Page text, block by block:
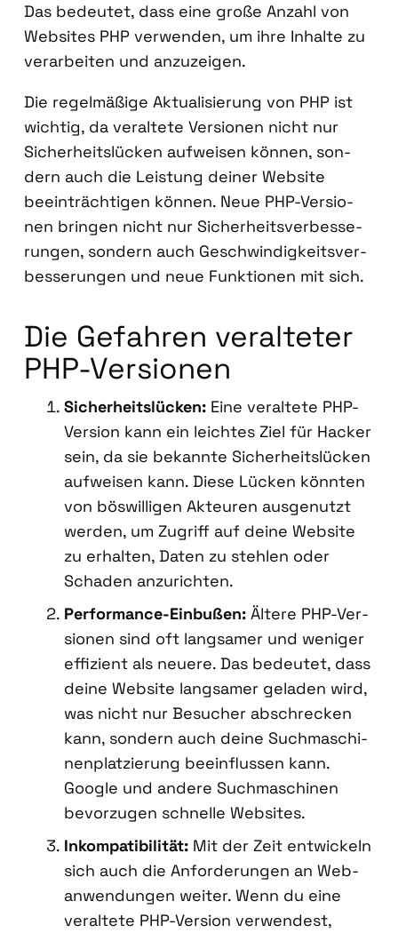
Das bedeu­tet, dass eine gro­ße Anzahl von
Web­sites PHP ver­wen­den, um ihre Inhal­te zu
ver­ar­bei­ten und anzu­zei­gen.
Die regel­mä­ßi­ge Aktua­li­sie­rung von PHP ist
wich­tig, da ver­al­te­te Ver­sio­nen nicht nur
Sicher­heits­lü­cken auf­wei­sen kön­nen, son­
dern auch die Leis­tung dei­ner Web­site
beein­träch­ti­gen kön­nen. Neue PHP-Ver­sio­
nen brin­gen nicht nur Sicher­heits­ver­bes­se­
run­gen, son­dern auch Geschwin­dig­keits­ver­
bes­se­run­gen und neue Funk­tio­nen mit sich.
Die Gefah­ren ver­al­te­ter
PHP-Ver­sio­nen
Sicher­heits­lü­cken: Eine ver­al­te­te PHP-
Ver­si­on kann ein leich­tes Ziel für Hacker
sein, da sie bekann­te Sicher­heits­lü­cken
auf­wei­sen kann. Die­se Lücken könn­ten
von bös­wil­li­gen Akteu­ren aus­ge­nutzt
wer­den, um Zugriff auf dei­ne Web­site
zu erhal­ten, Daten zu steh­len oder
Scha­den anzu­rich­ten.
Per­for­mance-Ein­bu­ßen: Älte­re PHP-Ver­
sio­nen sind oft lang­sa­mer und weni­ger
effi­zi­ent als neue­re. Das bedeu­tet, dass
dei­ne Web­site lang­sa­mer gela­den wird,
was nicht nur Besu­cher abschre­cken
kann, son­dern auch dei­ne Such­ma­schi­
nen­plat­zie­rung beein­flus­sen kann.
Goog­le und ande­re Such­ma­schi­nen
bevor­zu­gen schnel­le Web­sites.
Inkom­pa­ti­bi­li­tät: Mit der Zeit ent­wi­ckeln
sich auch die Anfor­de­run­gen an Web­
an­wen­dun­gen wei­ter. Wenn du eine
ver­al­te­te PHP-Ver­si­on ver­wen­dest,